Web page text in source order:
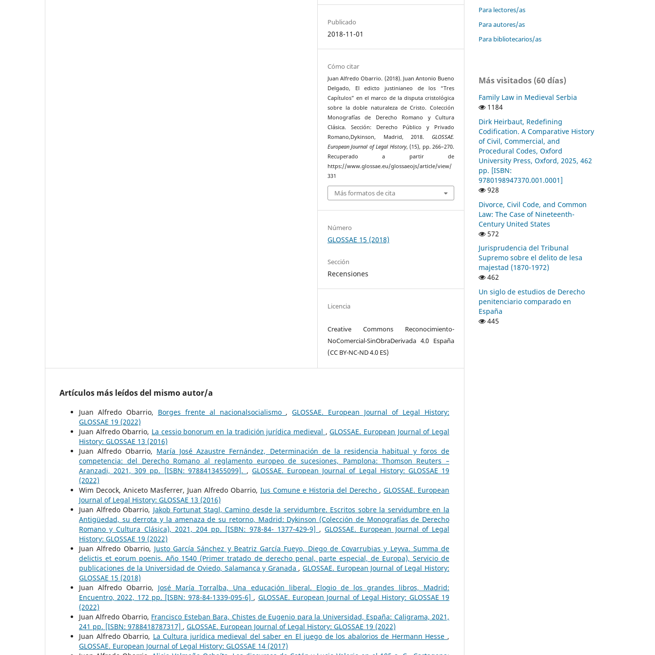
Publicado
2018-11-01
Cómo citar
Juan Alfredo Obarrio. (2018). Juan Antonio Bueno
Delgado, El edicto justinianeo de los “Tres
Capítulos” en el marco de la disputa cristológica
sobre la doble naturaleza de Cristo. Colección
Monografías de Derecho Romano y Cultura
Clásica. Sección: Derecho Público y Privado
Romano,Dykinson, Madrid, 2018. GLOSSAE.
European Journal of Legal History, (15), pp. 266–270.
Recuperado a partir de
https://www.glossae.eu/glossaeojs/article/view/
331
Más formatos de cita
Número
GLOSSAE 15 (2018)
Sección
Recensiones
Licencia
Creative Commons Reconocimiento-
NoComercial-SinObraDerivada 4.0 España
(CC BY-NC-ND 4.0 ES)
Artículos más leídos del mismo autor/a
Juan Alfredo Obarrio, Borges frente al nacionalsocialismo ,GLOSSAE. European Journal of Legal History:
GLOSSAE 19 (2022)
Juan Alfredo Obarrio, La cessio bonorum en la tradición jurídica medieval ,GLOSSAE. European Journal of Legal
History: GLOSSAE 13 (2016)
Juan Alfredo Obarrio, María José Azaustre Fernández, Determinación de la residencia habitual y foros de
competencia: del Derecho Romano al reglamento europeo de sucesiones, Pamplona: Thomson Reuters –
Aranzadi, 2021, 309 pp. [ISBN: 9788413455099]. ,GLOSSAE. European Journal of Legal History: GLOSSAE 19
(2022)
Wim Decock, Aniceto Masferrer, Juan Alfredo Obarrio, Ius Comune e Historia del Derecho , GLOSSAE. European
Journal of Legal History: GLOSSAE 13 (2016)
Juan Alfredo Obarrio, Jakob Fortunat Stagl, Camino desde la servidumbre. Escritos sobre la servidumbre en la
Antigüedad, su derrota y la amenaza de su retorno, Madrid: Dykinson (Colección de Monografías de Derecho
Romano y Cultura Clásica), 2021, 204 pp. [ISBN: 978-84- 1377-429-9] ,GLOSSAE. European Journal of Legal
History: GLOSSAE 19 (2022)
Juan Alfredo Obarrio, Justo García Sánchez y Beatriz García Fueyo, Diego de Covarrubias y Leyva. Summa de
delictis et eorum poenis. Año 1540 (Primer tratado de derecho penal, parte especial, de Europa), Servicio de
publicaciones de la Universidad de Oviedo, Salamanca y Granada ,GLOSSAE. European Journal of Legal History:
GLOSSAE 15 (2018)
Juan Alfredo Obarrio, José María Torralba, Una educación liberal. Elogio de los grandes libros, Madrid:
Encuentro, 2022, 172 pp. [ISBN: 978-84-1339-095-6] , GLOSSAE. European Journal of Legal History: GLOSSAE 19
(2022)
Juan Alfredo Obarrio, Francisco Esteban Bara, Chistes de Eugenio para la Universidad, España: Caligrama, 2021,
241 pp. [ISBN: 9788418787317] , GLOSSAE. European Journal of Legal History: GLOSSAE 19 (2022)
Juan Alfredo Obarrio, La Cultura jurídica medieval del saber en El juego de los abalorios de Hermann Hesse ,
GLOSSAE. European Journal of Legal History: GLOSSAE 14 (2017)
Para lectores/as
Para autores/as
Para bibliotecarios/as
Más visitados (60 días)
Family Law in Medieval Serbia
1184
Dirk Heirbaut, Redefining
Codification. A Comparative History
of Civil, Commercial, and
Procedural Codes, Oxford
University Press, Oxford, 2025, 462
pp. [ISBN:
9780198947370.001.0001]
928
Divorce, Civil Code, and Common
Law: The Case of Nineteenth-
Century United States
572
Jurisprudencia del Tribunal
Supremo sobre el delito de lesa
majestad (1870-1972)
462
Un siglo de estudios de Derecho
penitenciario comparado en
España
445